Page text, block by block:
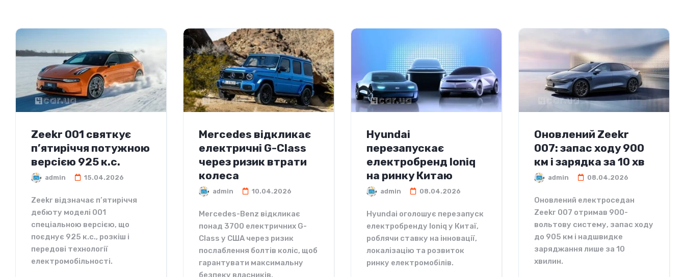
Zeekr 001 святкує
п’ятиріччя потужною
версією 925 к.с.
admin 15.04.2026
Zeekr відзначає п’ятиріччя
дебюту моделі 001
спеціальною версією, що
поєднує 925 к.с., розкіш і
передові технології
електромобільності.
Mercedes відкликає
електричні G-Class
через ризик втрати
колеса
admin 10.04.2026
Mercedes-Benz відкликає
понад 3700 електричних G-
Class у США через ризик
послаблення болтів коліс, щоб
гарантувати максимальну
безпеку власників.
Hyundai
перезапускає
електробренд Ioniq
на ринку Китаю
admin 08.04.2026
Hyundai оголошує перезапуск
електробренду Ioniq у Китаї,
роблячи ставку на інновації,
локалізацію та розвиток
ринку електромобілів.
Оновлений Zeekr
007: запас ходу 900
км і зарядка за 10 хв
admin 08.04.2026
Оновлений електроседан
Zeekr 007 отримав 900-
вольтову систему, запас ходу
до 905 км і надшвидке
заряджання лише за 10
хвилин.